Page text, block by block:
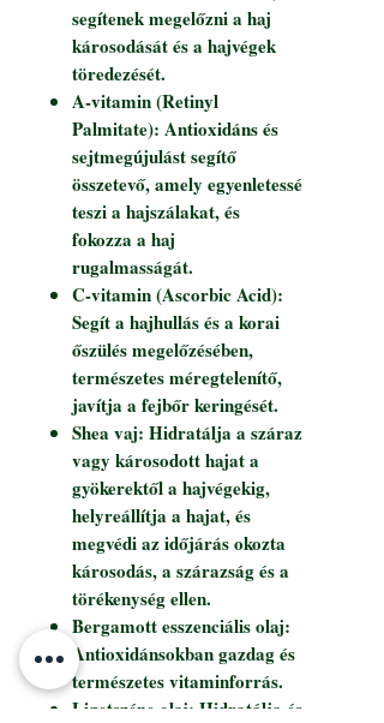
segítenek megelőzni a haj
károsodását és a hajvégek
töredezését.
A-vitamin (Retinyl
Palmitate): Antioxidáns és
sejtmegújulást segítő
összetevő, amely egyenletessé
teszi a hajszálakat, és
fokozza a haj
rugalmasságát.
C-vitamin (Ascorbic Acid):
Segít a hajhullás és a korai
őszülés megelőzésében,
természetes méregtelenítő,
javítja a fejbőr keringését.
Shea vaj: Hidratálja a száraz
vagy károsodott hajat a
gyökerektől a hajvégekig,
helyreállítja a hajat, és
megvédi az időjárás okozta
károsodás, a szárazság és a
törékenység ellen.
Bergamott esszenciális olaj:
Antioxidánsokban gazdag és
természetes vitaminforrás.
Ligetszépe olaj: Hidratálja és